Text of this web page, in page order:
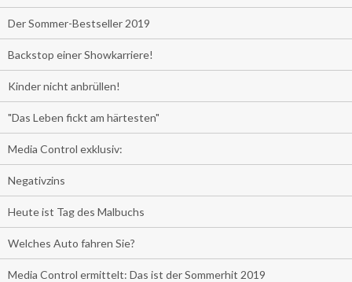
Der Sommer-Bestseller 2019
Backstop einer Showkarriere!
Kinder nicht anbrüllen!
"Das Leben fickt am härtesten"
Media Control exklusiv:
Negativzins
Heute ist Tag des Malbuchs
Welches Auto fahren Sie?
Media Control ermittelt: Das ist der Sommerhit 2019